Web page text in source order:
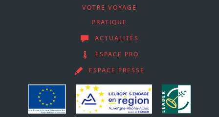
VOTRE VOYAGE
PRATIQUE
ACTUALITÉS
ESPACE PRO
ESPACE PRESSE